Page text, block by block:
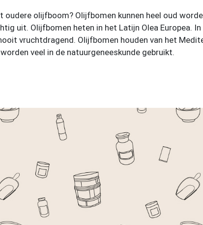
oudere olijfboom? Olijfbomen kunnen heel oud
uit. Olijfbomen heten in het Latijn Olea Europea.
vruchtdragend. Olijfbomen houden van het
veel in de natuurgeneeskunde gebruikt.